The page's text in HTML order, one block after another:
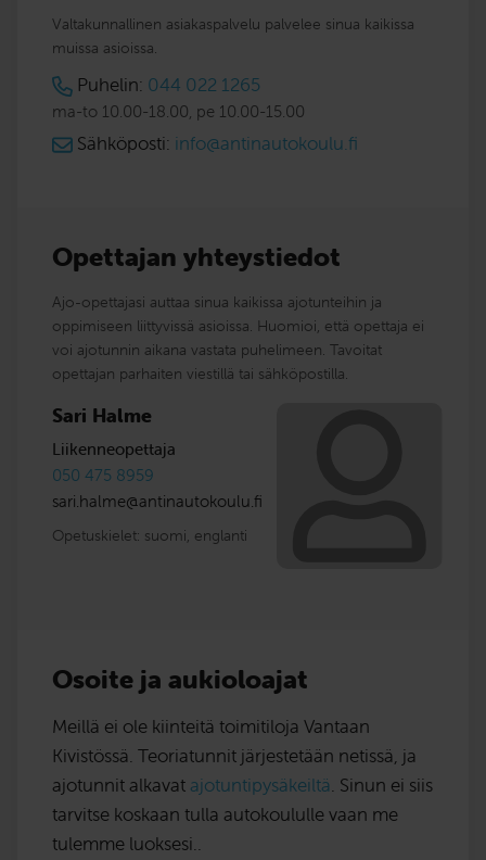
Valtakunnallinen asiakaspalvelu palvelee sinua kaikissa
muissa asioissa.
Puhelin: 044 022 1265
ma-to 10.00-18.00, pe 10.00-15.00
Sähköposti: info@antinautokoulu.fi
Opettajan yhteystiedot
Ajo-opettajasi auttaa sinua kaikissa ajotunteihin ja
oppimiseen liittyvissä asioissa. Huomioi, että opettaja ei
voi ajotunnin aikana vastata puhelimeen. Tavoitat
opettajan parhaiten viestillä tai sähköpostilla.
Sari Halme
Liikenneopettaja
050 475 8959
sari.halme@antinautokoulu.fi
Opetuskielet: suomi, englanti
Osoite ja aukioloajat
Meillä ei ole kiinteitä toimitiloja Vantaan
Kivistössä. Teoriatunnit järjestetään netissä, ja
ajotunnit alkavat ajotuntipysäkeiltä. Sinun ei siis
tarvitse koskaan tulla autokoululle vaan me
tulemme luoksesi..